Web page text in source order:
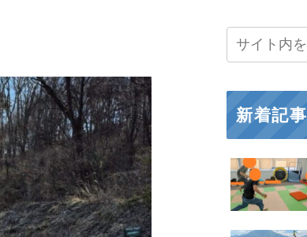
新着記事